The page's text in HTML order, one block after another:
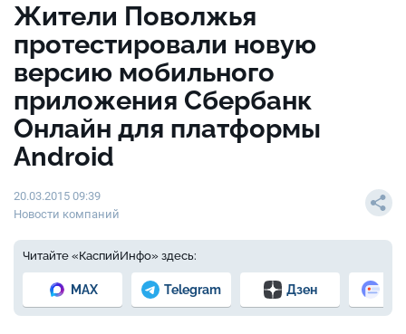
Жители Поволжья
протестировали новую
версию мобильного
приложения Сбербанк
Онлайн для платформы
Android
20.03.2015 09:39
Новости компаний
Читайте «КаспийИнфо» здесь:
MAX Telegram Дзен